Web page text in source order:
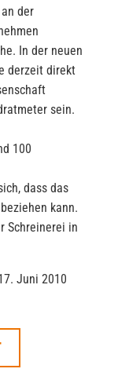
der
In der neuen
derzeit direkt
sein.
100
dass das
kann.
Schreinerei in
Juni 2010